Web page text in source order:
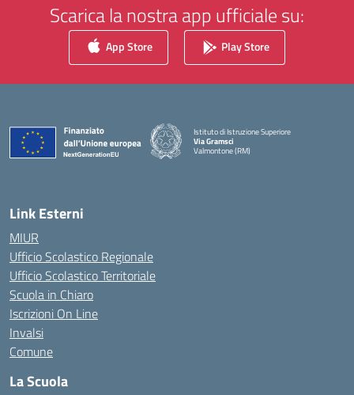
Scarica la nostra app ufficiale su:
App Store Play Store
Istituto di Istruzione Superiore
Via Gramsci
Valmontone (RM)
Link Esterni
MIUR
Ufficio Scolastico Regionale
Ufficio Scolastico Territoriale
Scuola in Chiaro
Iscrizioni On Line
Invalsi
Comune
La Scuola